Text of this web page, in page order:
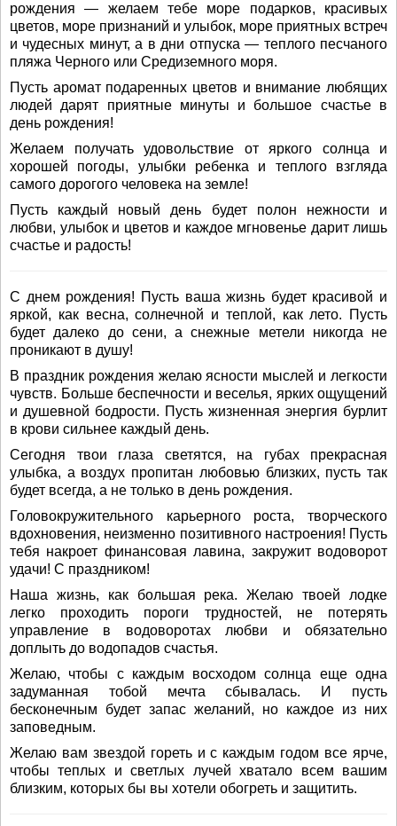
рождения — желаем тебе море подарков, красивых
цветов, море признаний и улыбок, море приятных встреч
и чудесных минут, а в дни отпуска — теплого песчаного
пляжа Черного или Средиземного моря.
Пусть аромат подаренных цветов и внимание любящих
людей дарят приятные минуты и большое счастье в
день рождения!
Желаем получать удовольствие от яркого солнца и
хорошей погоды, улыбки ребенка и теплого взгляда
самого дорогого человека на земле!
Пусть каждый новый день будет полон нежности и
любви, улыбок и цветов и каждое мгновенье дарит лишь
счастье и радость!
С днем рождения! Пусть ваша жизнь будет красивой и
яркой, как весна, солнечной и теплой, как лето. Пусть
будет далеко до сени, а снежные метели никогда не
проникают в душу!
В праздник рождения желаю ясности мыслей и легкости
чувств. Больше беспечности и веселья, ярких ощущений
и душевной бодрости. Пусть жизненная энергия бурлит
в крови сильнее каждый день.
Сегодня твои глаза светятся, на губах прекрасная
улыбка, а воздух пропитан любовью близких, пусть так
будет всегда, а не только в день рождения.
Головокружительного карьерного роста, творческого
вдохновения, неизменно позитивного настроения! Пусть
тебя накроет финансовая лавина, закружит водоворот
удачи! С праздником!
Наша жизнь, как большая река. Желаю твоей лодке
легко проходить пороги трудностей, не потерять
управление в водоворотах любви и обязательно
доплыть до водопадов счастья.
Желаю, чтобы с каждым восходом солнца еще одна
задуманная тобой мечта сбывалась. И пусть
бесконечным будет запас желаний, но каждое из них
заповедным.
Желаю вам звездой гореть и с каждым годом все ярче,
чтобы теплых и светлых лучей хватало всем вашим
близким, которых бы вы хотели обогреть и защитить.